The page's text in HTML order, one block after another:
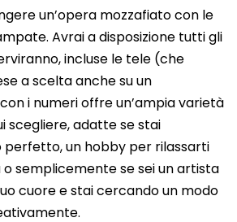
un’opera mozzafiato con le
Avrai a disposizione tutti gli
incluse le tele (che
a scelta anche su un
i numeri offre un’ampia varietà
scegliere, adatte se stai
perfetto, un hobby per rilassarti
semplicemente se sei un artista
cuore e stai cercando un modo